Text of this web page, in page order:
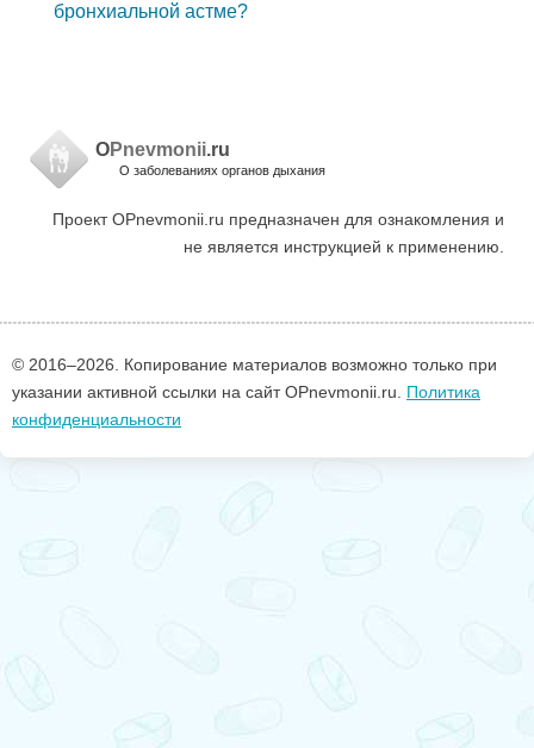
бронхиальной астме?
OPnevmonii.ru
О заболеваниях органов дыхания
Проект OPnevmonii.ru предназначен для ознакомления и
не является инструкцией к применению.
© 2016–2026. Копирование материалов возможно только при
указании активной ссылки на сайт OPnevmonii.ru. Политика
конфиденциальности